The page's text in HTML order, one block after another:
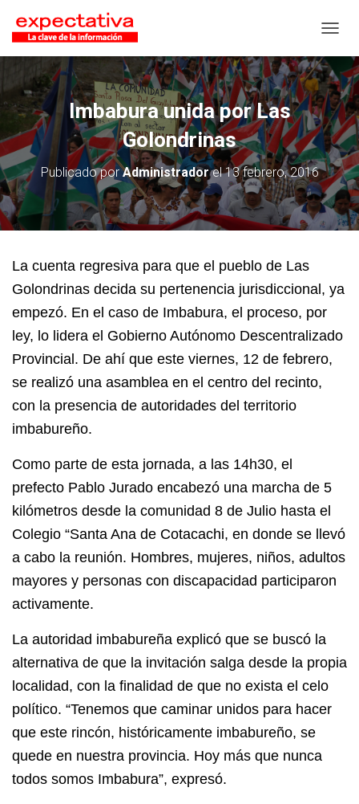
Imbabura unida por Las
Golondrinas
Publicado porAdministradorel13 febrero, 2016
La cuenta regresiva para que el pueblo de Las
Golondrinas decida su pertenencia jurisdiccional, ya
empezó. En el caso de Imbabura, el proceso, por
ley, lo lidera el Gobierno Autónomo Descentralizado
Provincial. De ahí que este viernes, 12 de febrero,
se realizó una asamblea en el centro del recinto,
con la presencia de autoridades del territorio
imbabureño.
Como parte de esta jornada, a las 14h30, el
prefecto Pablo Jurado encabezó una marcha de 5
kilómetros desde la comunidad 8 de Julio hasta el
Colegio “Santa Ana de Cotacachi, en donde se llevó
a cabo la reunión. Hombres, mujeres, niños, adultos
mayores y personas con discapacidad participaron
activamente.
La autoridad imbabureña explicó que se buscó la
alternativa de que la invitación salga desde la propia
localidad, con la finalidad de que no exista el celo
político. “Tenemos que caminar unidos para hacer
que este rincón, históricamente imbabureño, se
quede en nuestra provincia. Hoy más que nunca
todos somos Imbabura”, expresó.